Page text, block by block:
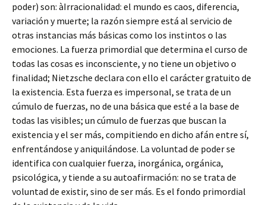
poder) son: àIrracionalidad: el mundo es caos, diferencia,
variación y muerte; la razón siempre está al servicio de
otras instancias más básicas como los instintos o las
emociones. La fuerza primordial que determina el curso de
todas las cosas es inconsciente, y no tiene un objetivo o
finalidad; Nietzsche declara con ello el carácter gratuito de
la existencia. Esta fuerza es impersonal, se trata de un
cúmulo de fuerzas, no de una básica que esté a la base de
todas las visibles; un cúmulo de fuerzas que buscan la
existencia y el ser más, compitiendo en dicho afán entre sí,
enfrentándose y aniquilándose. La voluntad de poder se
identifica con cualquier fuerza, inorgánica, orgánica,
psicológica, y tiende a su autoafirmación: no se trata de
voluntad de existir, sino de ser más. Es el fondo primordial